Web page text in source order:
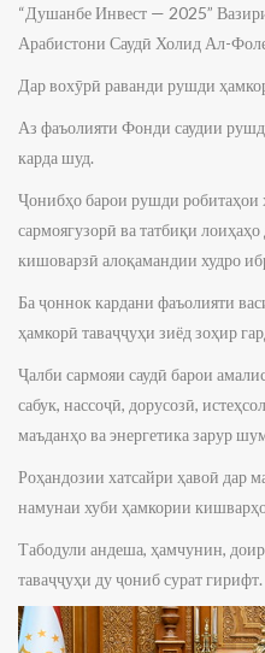
“Душанбе Инвест — 2025”
Арабистони Саудӣ Холид Ал-
Дар вохӯрӣ раванди рушди
Аз фаъолияти Фонди саудии
карда шуд.
Ҷонибҳо барои рушди
сармоягузорӣ ва татбиқи лоиҳаҳо
кишоварзӣ алоқамандии худро
Ба ҷоннок кардани фаъолияти
ҳамкорӣ таваҷҷуҳи зиёд зоҳир
Ҷалби сармояи саудӣ барои
сабук, нассоҷӣ, дорусозӣ,
маъданҳо ва энергетика зарур
Роҳандозии хатсайри ҳавоӣ
намунаи хуби ҳамкории
Табодули андеша, ҳамчунин,
таваҷҷуҳи ду ҷониб сурат гирифт.